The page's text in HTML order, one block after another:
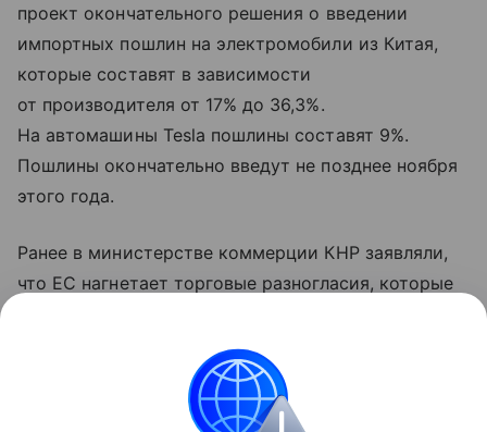
проект окончательного решения о введении
импортных пошлин на электромобили из Китая,
которые составят в зависимости
от производителя от 17% до 36,3%.
На автомашины Tesla пошлины составят 9%.
Пошлины окончательно введут не позднее ноября
этого года.
Ранее в министерстве коммерции КНР заявляли,
что ЕС нагнетает торговые разногласия, которые
В ведомстве отмечали, что методы ЕС являются
образцом протекционизма, а Китай тверд в своей
решимости защищать свои законные интересы.